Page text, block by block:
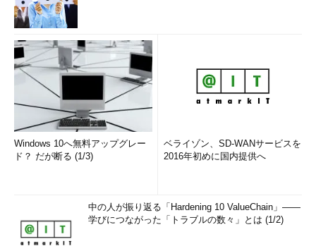
ウィンドウのタ
イトルバーなど
への着色
のウィンドウがアクティブであるかがすぐに分かるようにな
った。Windows 10 ビルド10240ではどのウィンドウもタイ
トルバーの色が同じで、ウィンドウがアクティブかどうかが
判別しづらかった
スライドショー
のシャッフル機
背景のスライドショーにおいて画像を「シャッフル」して表
示できる
Cortana（コル
タナ）の実装
音声認識などを使ったパーソナルアシスタント機能Cortana
が日本語対応し、日本語で指示を出せるようになった
レビュー
タブの上にマウスをかざすと、そのタブの縮小プレビューが
表示されるようになった
Edgeのお気に
Windows 10へ無料アップグレー
ド？ だが断る (1/3)
ベライゾン、SD-WANサービスを
2016年初めに国内提供へ
中の人が振り返る「Hardening 10 ValueChain」――
学びにつながった「トラブルの数々」とは (1/2)